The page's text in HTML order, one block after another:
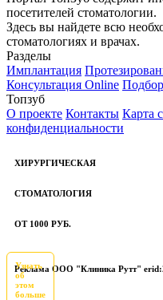
посетителей стоматологии.
Здесь вы найдете всю
стоматологиях и врачах.
Разделы
Имплантация
Консультация Online
Топзуб
О проекте Контакты Карта
конфиденциальности
ХИРУРГИЧЕСКАЯ
СТОМАТОЛОГИЯ
ОТ 1000 РУБ.
Реклама ООО "Клиника Рутт"
Узнать
об
этом
больше